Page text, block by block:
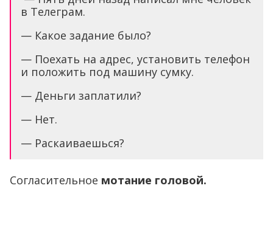
в Телеграм.
— Какое задание было?
— Поехать на адрес, установить телефон
и положить под машину сумку.
— Деньги заплатили?
— Нет.
— Раскаиваешься?
Согласительное мотание головой.